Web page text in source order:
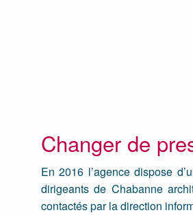
Changer de
En 2016 l’agence dispose
dirigeants de Chabanne
contactés par la direction